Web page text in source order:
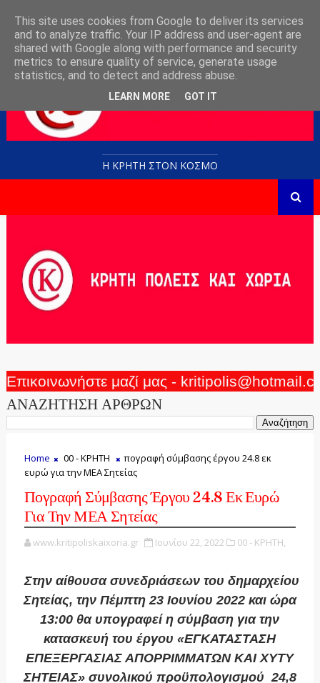
Η ΚΡΗΤΗ ΣΤΟN KOΣΜΟ
Επικοινωνήστε μαζί μας -
ΑΝΑΖΗΤΗΣΗ ΑΡΘΡΩΝ
Home 00 - ΚΡΗΤΗ
πογραφή σύμβασης έργου 24.8 εκ
ευρώ για την ΜΕΑ Σητείας
Πογραφή Σύμβασης Έργου 24.8 Εκ Ευρώ
Για Την ΜΕΑ Σητείας
www.kritipoliskaixoria.gr Ιουνίου 22, 2022 00 - ΚΡΗΤΗ,
Στην αίθουσα συνεδριάσεων του δημαρχείου
Σητείας, την Πέμπτη 23 Ιουνίου 2022 και ώρα
13:00 θα υπογραφεί η σύμβαση για την
κατασκευή του έργου «ΕΓΚΑΤΑΣΤΑΣΗ
ΕΠΕΞΕΡΓΑΣΙΑΣ ΑΠΟΡΡΙΜΜΑΤΩΝ ΚΑΙ ΧΥΤΥ
ΣΗΤΕΙΑΣ» συνολικού προϋπολογισμού 24,8
This site uses cookies from Google to deliver its services
and to analyze traffic. Your IP address and user-agent are
shared with Google along with performance and security
metrics to ensure quality of service, generate usage
statistics, and to detect and address abuse.
LEARN MORE GOT IT